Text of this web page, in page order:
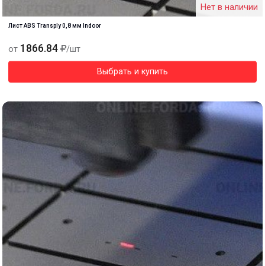
Нет в наличии
Лист ABS Transply 0,8 мм Indoor
от 1866.84 /шт
Выбрать и купить